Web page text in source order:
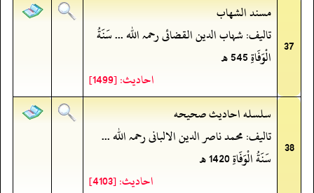
37
مسند الشهاب
تالیف: شہاب الدین القضائی رحمہ اللہ ... سَنَةُ
الْوَفَاةِ 545 ھ
احادیث: [1499]
38
سلسله احاديث صحيحه
تالیف: محمد ناصر الدین الالبانی رحمہ اللہ ...
سَنَةُ الْوَفَاةِ 1420 ھ
احادیث: [4103]